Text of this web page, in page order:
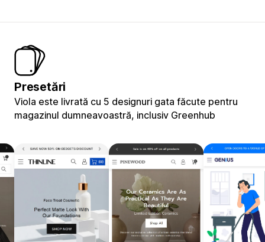
Presetări
Viola este livrată cu 5 designuri gata făcute pentru
magazinul dumneavoastră, inclusiv Greenhub